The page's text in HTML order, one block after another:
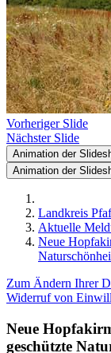
Vorheriger Slide
Nächster Slide
Animation der
Animation der
Landkreis
Aktuelle
Neue
Zum Ändern Ihrer
Widerruf von
Neue
geschützte